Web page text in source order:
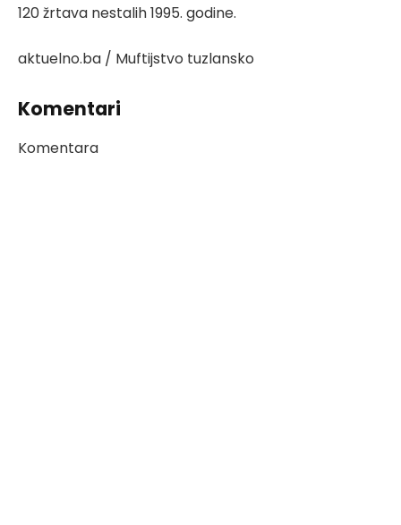
120 žrtava nestalih 1995. godine.
aktuelno.ba / Muftijstvo tuzlansko
Komentari
Komentara